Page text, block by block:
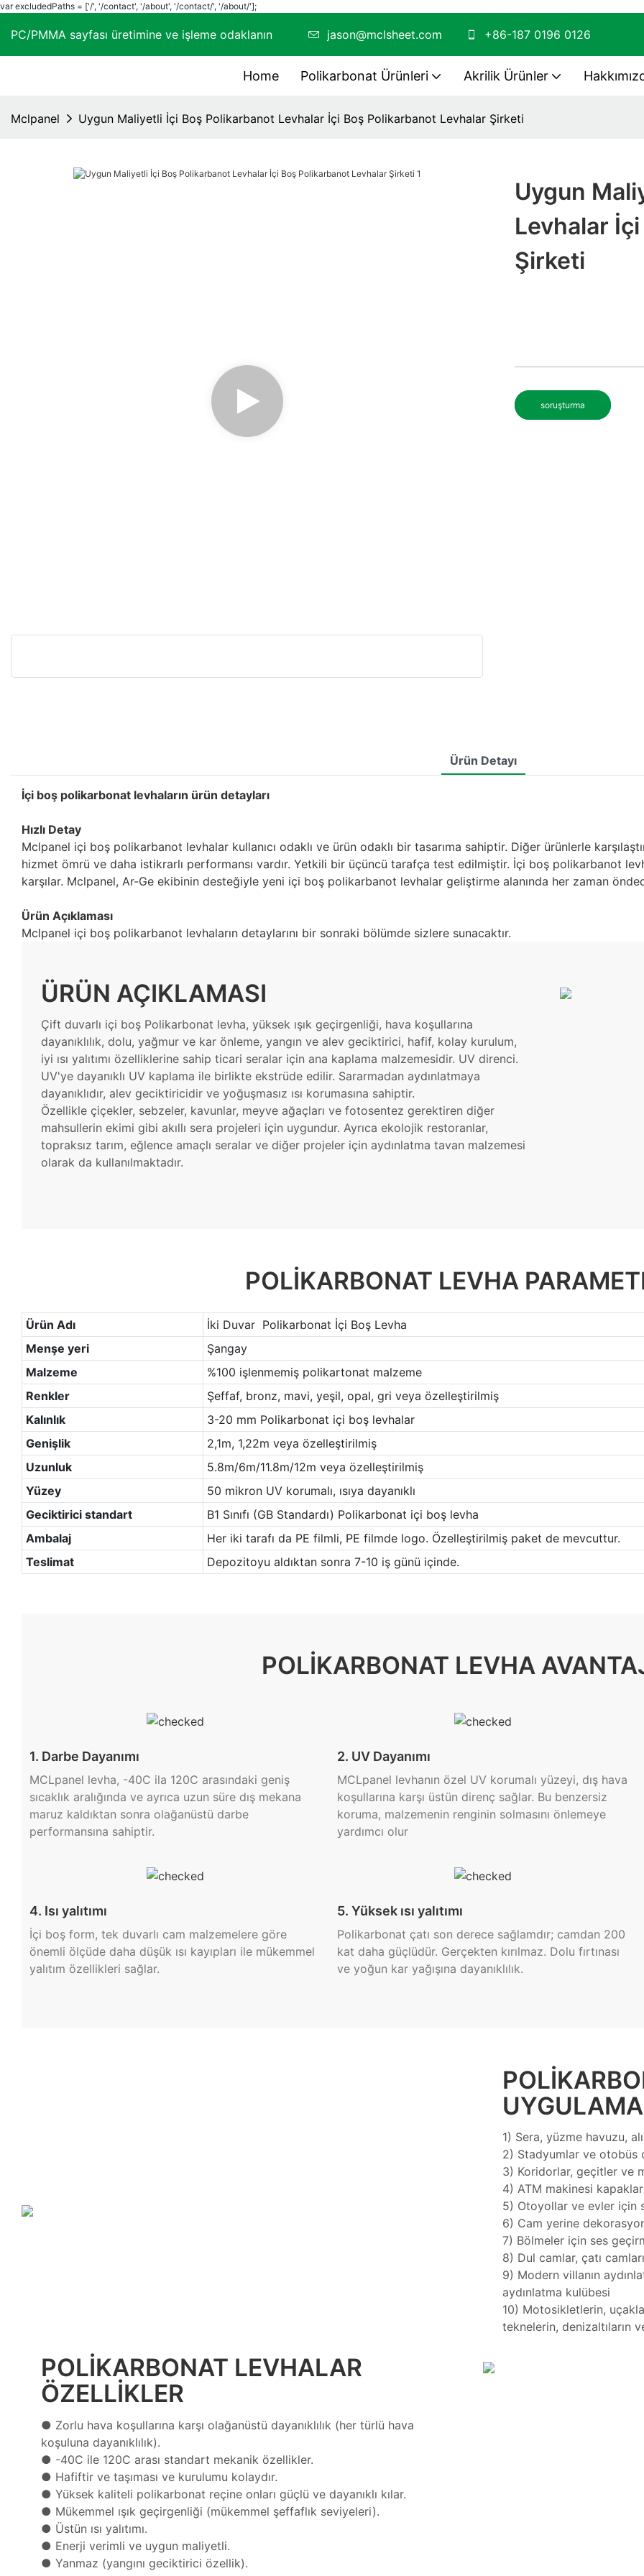
var excludedPaths = ['/', '/contact', '/about', '/contact/', '/about/'];
PC/PMMA sayfası üretimine ve işleme odaklanın jason@mclsheet.com +86-187 0196 0126
Home Polikarbonat Ürünleri Akrilik Ürünler
Mclpanel Uygun Maliyetli İçi Boş Polikarbanot Levhalar İçi Boş Polikarbanot Levhalar Şirketi
Uygun
Levhalar
Şirketi
soruşturma
Ürün Detayı
İçi boş polikarbonat levhaların ürün detayları
Hızlı Detay
Mclpanel içi boş polikarbanot levhalar kullanıcı odaklı ve ürün odaklı bir tasarıma sahiptir. Diğer ürünlerle
hizmet ömrü ve daha istikrarlı performansı vardır. Yetkili bir üçüncü tarafça test edilmiştir. İçi boş polikarbanot
karşılar. Mclpanel, Ar-Ge ekibinin desteğiyle yeni içi boş polikarbanot levhalar geliştirme alanında her zaman
Ürün Açıklaması
Mclpanel içi boş polikarbanot levhaların detaylarını bir sonraki bölümde sizlere sunacaktır.
ÜRÜN AÇIKLAMASI
Çift duvarlı içi boş Polikarbonat levha, yüksek ışık geçirgenliği, hava koşullarına
dayanıklılık, dolu, yağmur ve kar önleme, yangın ve alev geciktirici, hafif, kolay kurulum,
iyi ısı yalıtımı özelliklerine sahip ticari seralar için ana kaplama malzemesidir. UV direnci.
UV'ye dayanıklı UV kaplama ile birlikte ekstrüde edilir. Sararmadan aydınlatmaya
dayanıklıdır, alev geciktiricidir ve yoğuşmasız ısı korumasına sahiptir.
Özellikle çiçekler, sebzeler, kavunlar, meyve ağaçları ve fotosentez gerektiren diğer
mahsullerin ekimi gibi akıllı sera projeleri için uygundur. Ayrıca ekolojik restoranlar,
topraksız tarım, eğlence amaçlı seralar ve diğer projeler için aydınlatma tavan malzemesi
olarak da kullanılmaktadır.
POLIKARBONAT LEVHA
Ürün Adı
İki Duvar Polikarbonat İçi Boş Levha
Menşe yeri
Şangay
Malzeme
%100 işlenmemiş polikartonat malzeme
Renkler
Şeffaf, bronz, mavi, yeşil, opal, gri veya özelleştirilmiş
Kalınlık
3-20 mm Polikarbonat içi boş levhalar
Genişlik
2,1m, 1,22m veya özelleştirilmiş
Uzunluk
5.8m/6m/11.8m/12m veya özelleştirilmiş
Yüzey
50 mikron UV korumalı, ısıya dayanıklı
Geciktirici standart
B1 Sınıfı (GB Standardı) Polikarbonat içi boş levha
Ambalaj
Her iki tarafı da PE filmli, PE filmde logo. Özelleştirilmiş paket de mevcuttur.
Teslimat
Depozitoyu aldıktan sonra 7-10 iş günü içinde.
POLIKARBONAT LEVHA
1. Darbe Dayanımı
MCLpanel levha, -40C ila 120C arasındaki geniş
sıcaklık aralığında ve ayrıca uzun süre dış mekana
maruz kaldıktan sonra olağanüstü darbe
performansına sahiptir.
2. UV Dayanımı
MCLpanel levhanın özel UV korumalı yüzeyi, dış hava
koşullarına karşı üstün direnç sağlar. Bu benzersiz
koruma, malzemenin renginin solmasını önlemeye
yardımcı olur
4. Isı yalıtımı
İçi boş form, tek duvarlı cam malzemelere göre
önemli ölçüde daha düşük ısı kayıpları ile mükemmel
yalıtım özellikleri sağlar.
5. Yüksek ısı yalıtımı
Polikarbonat çatı son derece sağlamdır; camdan 200
kat daha güçlüdür. Gerçekten kırılmaz. Dolu fırtınası
ve yoğun kar yağışına dayanıklılık.
1) Sera, yüzme havuzu,
2) Stadyumlar ve otobüs
3) Koridorlar, geçitler ve
4) ATM makinesi
5) Otoyollar ve evler için
6) Cam yerine
7) Bölmeler için ses
8) Dul camlar, çatı
9) Modern villanın
aydınlatma kulübesi
10) Motosikletlerin,
teknelerin, denizaltıların
POLIKARBONAT LEVHALAR
ÖZELLIKLER
● Zorlu hava koşullarına karşı olağanüstü dayanıklılık (her türlü hava
koşuluna dayanıklılık).
● -40C ile 120C arası standart mekanik özellikler.
● Hafiftir ve taşıması ve kurulumu kolaydır.
● Yüksek kaliteli polikarbonat reçine onları güçlü ve dayanıklı kılar.
● Mükemmel ışık geçirgenliği (mükemmel şeffaflık seviyeleri).
● Üstün ısı yalıtımı.
● Enerji verimli ve uygun maliyetli.
● Yanmaz (yangını geciktirici özellik).